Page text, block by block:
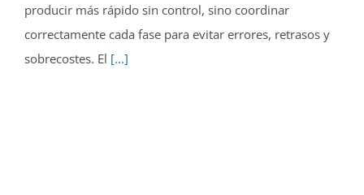
producir más rápido sin control, sino coordinar
correctamente cada fase para evitar errores, retrasos y
sobrecostes. El [...]